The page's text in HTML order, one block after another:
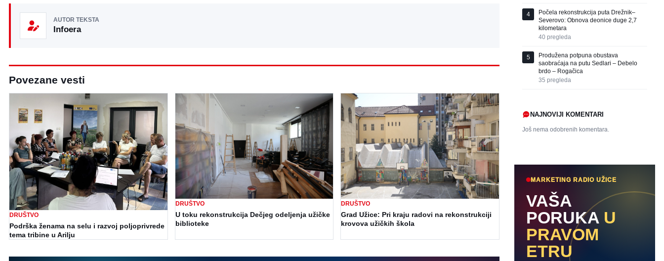
AUTOR TEKSTA
Infoera
Povezane vesti
DRUŠTVO
Podrška ženama na selu i razvoj poljoprivrede
tema tribine u Arilju
DRUŠTVO
U toku rekonstrukcija Dečjeg odeljenja užičke
biblioteke
DRUŠTVO
Grad Užice: Pri kraju radovi na rekonstrukciji
krovova užičkih škola
4
Počela rekonstrukcija puta Drežnik–
Severovo: Obnova deonice duge 2,7
kilometara
40 pregleda
5
Produžena potpuna obustava
saobraćaja na putu Sedlari – Debelo
brdo – Rogačica
35 pregleda
NAJNOVIJI KOMENTARI
Još nema odobrenih komentara.
MARKETING RADIO UŽICE
VAŠA
PORUKA U
PRAVOM
ETRU